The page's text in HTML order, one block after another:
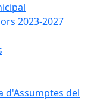
2023-2027
d'Assumptes del